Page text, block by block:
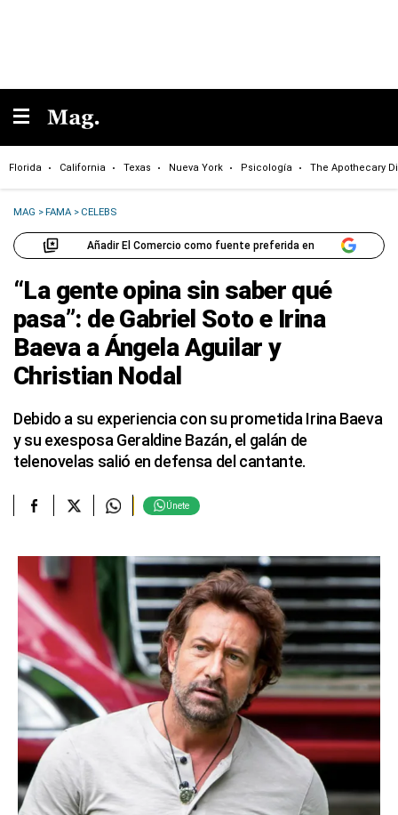
Florida California Texas Nueva York Psicología The Apothecary
MAG >FAMA > CELEBS
Añadir El Comercio como fuente preferida en
“La gente opina sin saber qué
pasa”: de Gabriel Soto e Irina
Baeva a Ángela Aguilar y
Christian Nodal
Debido a su experiencia con su prometida Irina Baeva
y su exesposa Geraldine Bazán, el galán de
telenovelas salió en defensa del cantante.
Únete